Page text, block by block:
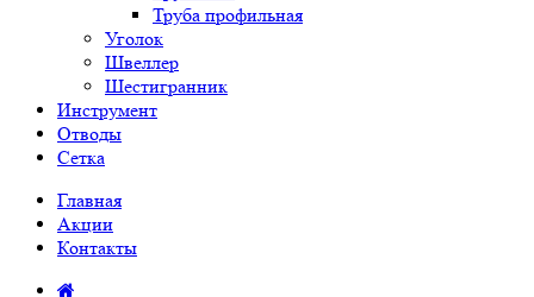
Труба профильная
Уголок
Швеллер
Шестигранник
Инструмент
Отводы
Сетка
Главная
Акции
Контакты